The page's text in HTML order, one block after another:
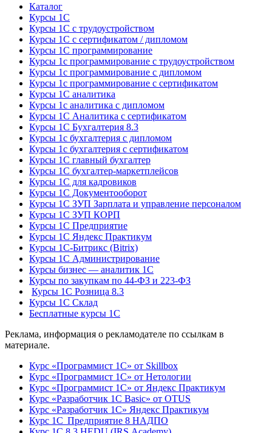
Каталог
Курсы 1С
Курсы 1С с трудоустройством
Курсы 1С с сертификатом / дипломом
Курсы 1С программирование
Курсы 1с программирование с трудоустройством
Курсы 1с программирование с дипломом
Курсы 1с программирование с сертификатом
Курсы 1С аналитика
Курсы 1с аналитика с дипломом
Курсы 1С Аналитика с сертификатом
Курсы 1С Бухгалтерия 8.3
Курсы 1с бухгалтерия с дипломом
Курсы 1с бухгалтерия с сертификатом
Курсы 1С главный бухгалтер
Курсы 1С бухгалтер-маркетплейсов
Курсы 1С для кадровиков
Курсы 1С Документооборот
Курсы 1С ЗУП Зарплата и управление персоналом
Курсы 1С ЗУП КОРП
Курсы 1С Предприятие
Курсы 1С Яндекс Практикум
Курсы 1С-Битрикс (Bitrix)
Курсы 1С Администрирование
Курсы бизнес — аналитик 1С
Курсы по закупкам по 44‑ФЗ и 223‑ФЗ
Курсы 1С Розница 8.3
Курсы 1С Склад
Бесплатные курсы 1С
Реклама, информация о рекламодателе по ссылкам в
материале.
Курс «Программист 1С» от Skillbox
Курс «Программист 1С» от Нетологии
Курс «Программист 1С» от Яндекс Практикум
Курс «Разработчик 1С Basic» от OTUS
Курс «Разработчик 1С» Яндекс Практикум
Курс 1С Предприятие 8 НАДПО